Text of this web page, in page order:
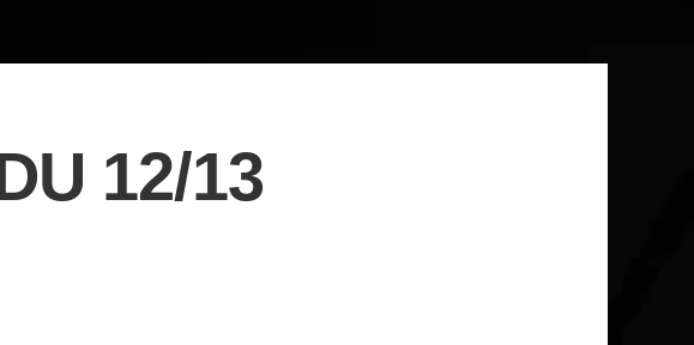
12/13